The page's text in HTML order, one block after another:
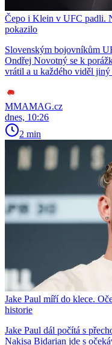
Čepo i Klein v UFC padli.
pokazilo
Slovenským bojovníkům
Ondřej Novotný se k
vrátil a u každého viděl jiný
MMAMAG.cz
dnes, 10:26
2 min
Jake Paul míří do klece.
historie
Jake Paul dál počítá s
Nakisa Bidarian jde s